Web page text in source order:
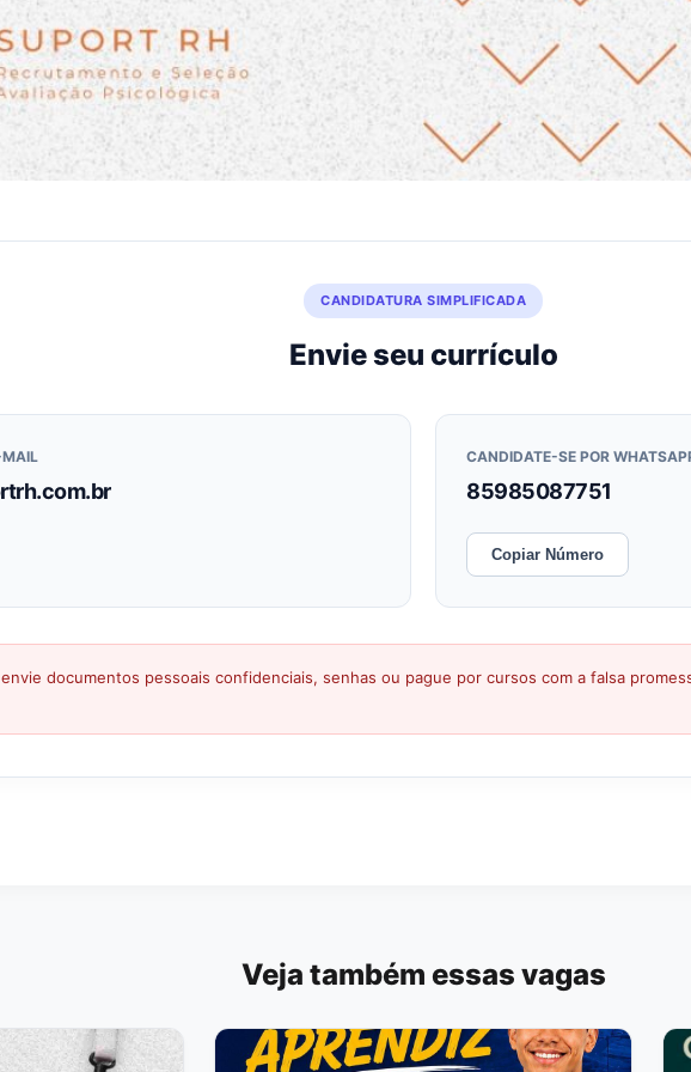
CANDIDATURA SIMPLIFICADA
Envie seu currículo
MAIL CANDIDATE-SE POR
85985087751
Copiar Número
envie documentos pessoais confidenciais, senhas ou pague por cursos com a falsa
Veja também essas vagas